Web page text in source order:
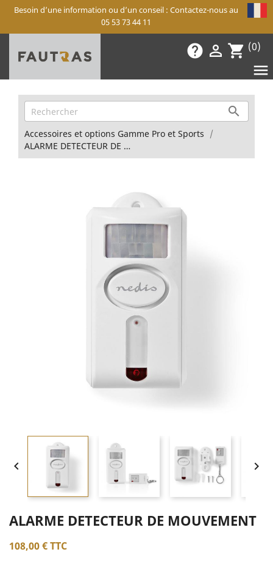
Besoin d’une information ou d’un conseil : Contactez-nous au
05 53 73 44 11
help  shopping_cart (0)


Accessoires et options Gamme Pro et Sports
ALARME DETECTEUR DE MOUVEMENT
 
ALARME DETECTEUR DE MOUVEMENT
108,00 €TTC